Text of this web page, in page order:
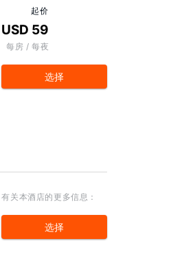
起价
USD 59
每房 / 每夜
选择
有关本酒店的更多信息：
选择